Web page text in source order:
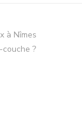
à Nîmes
?